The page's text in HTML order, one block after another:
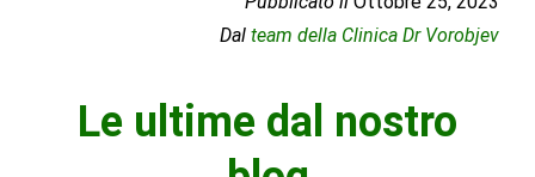
Dal team della Clinica Dr Vorobjev
Le ultime dal nostro